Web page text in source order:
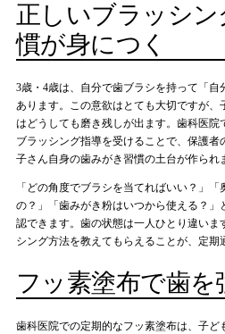
正しいブラッシ
慣が身につく
3歳・4歳は、自分で歯ブラシを持って「自
あります。この意欲はとても大切ですが
はどうしても磨き残しが出ます。歯科医院
ブラッシング指導を受けることで、保護
子さん自身の歯みがき習慣の土台が作られ
「どの角度でブラシを当てればいい？」
の？」「歯みがき粉はいつから使える？
認できます。歯の状態は一人ひとり違いま
シング方法を教えてもらえることが、定期
フッ素塗布で歯を
歯科医院での定期的なフッ素塗布は、子